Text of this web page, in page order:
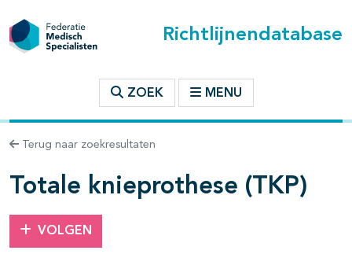
Richtlijnendatabase
ZOEK MENU
Terug naar zoekresultaten
Totale knieprothese (TKP)
VOLGEN
binnen deze richtlijn